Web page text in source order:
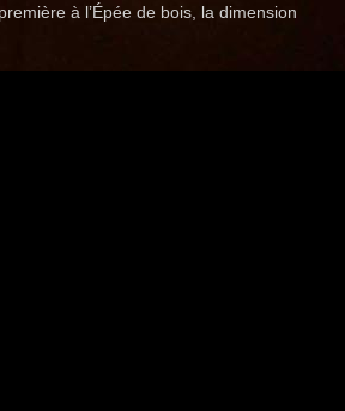
à l’Épée de bois, la dimension